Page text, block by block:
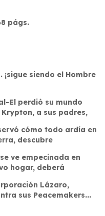
págs.
siendo el Hombre
El perdió su mundo
a sus padres,
cómo todo ardía en
descubre
ve empecinada en
hogar, deberá
Lázaro,
sus Peacemakers...